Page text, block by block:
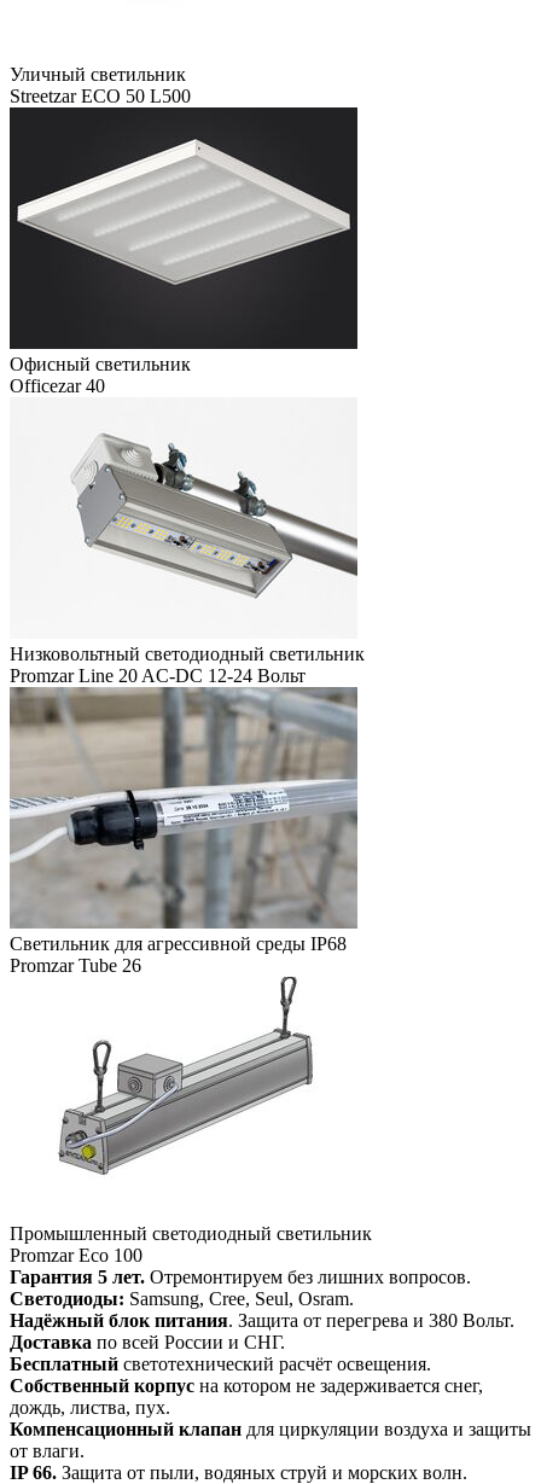
Уличный светильник
Streetzar ECO 50 L500
Офисный светильник
Officezar 40
Низковольтный светодиодный светильник
Promzar Line 20 AC-DC 12-24 Вольт
Светильник для агрессивной среды IP68
Promzar Tube 26
Промышленный светодиодный светильник
Promzar Eco 100
Гарантия 5 лет. Отремонтируем без лишних вопросов.
Светодиоды: Samsung, Cree, Seul, Osram.
Надёжный блок питания. Защита от перегрева и 380 Вольт.
Доставка по всей России и СНГ.
Бесплатный светотехнический расчёт освещения.
Собственный корпус на котором не задерживается снег,
дождь, листва, пух.
Компенсационный клапан для циркуляции воздуха и защиты
от влаги.
IP 66. Защита от пыли, водяных струй и морских волн.